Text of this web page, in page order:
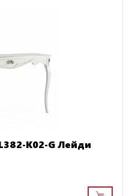
K02-G Лейди